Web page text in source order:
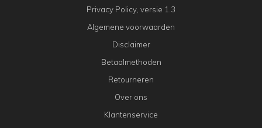
Privacy Policy, versie 1.3
Algemene voorwaarden
Disclaimer
Betaalmethoden
Retourneren
Over ons
Klantenservice